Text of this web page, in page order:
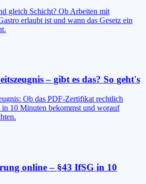
gleich Schicht? Ob Arbeiten mit
erlaubt ist und wann das Gesetz ein
– gibt es das? So geht's
Ob das PDF-Zertifikat rechtlich
in 10 Minuten bekommst und worauf
online – §43 IfSG in 10